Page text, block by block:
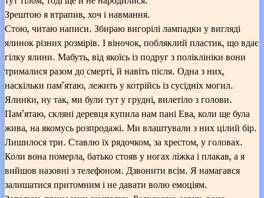
Зрештою я втрапив, хоч і навмання.
Стою, читаю написи. Збираю вигорілі лампадки у вигляді
ялинок різних розмірів. І віночок, побляклий пластик, що вдає
гілку ялини. Мабуть, від якоїсь із подруг з поліклініки вони
трималися разом до смерті, й навіть після. Одна з них,
наскільки пам’ятаю, лежить у котрійсь із сусідніх могил.
Ялинки, ну так, ми були тут у грудні, вилетіло з голови.
Пам’ятаю, скляні деревця купила нам пані Ева, коли ще була
жива, на якомусь розпродажі. Ми влаштували з них цілий бір.
Лишилося три. Ставлю їх рядочком, за хрестом, у головах.
Коли вона померла, батько стояв у ногах ліжка і плакав, а я
вийшов назовні з телефоном. Дзвонити всім. Я намагався
залишатися притомним і не давати волю емоціям.